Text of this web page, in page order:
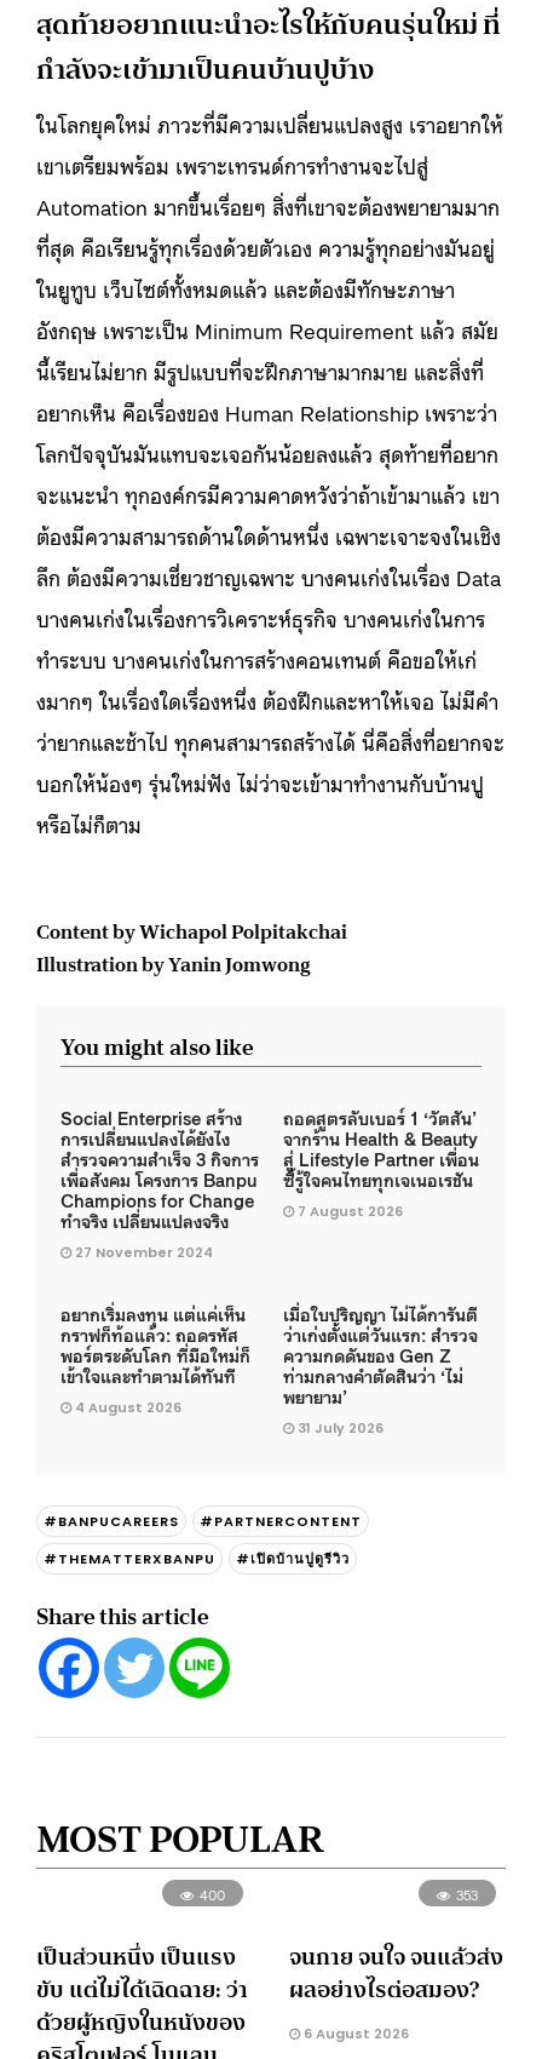
สุดท้ายอยากแนะนำอะไรให้กับคนรุ่นใหม่ ที่
กำลังจะเข้ามาเป็นคนบ้านปูบ้าง
ในโลกยุคใหม่ ภาวะที่มีความเปลี่ยนแปลงสูง เราอยากให้
เขาเตรียมพร้อม เพราะเทรนด์การทำงานจะไปสู่
Automation มากขึ้นเรื่อยๆ สิ่งที่เขาจะต้องพยายามมาก
ที่สุด คือเรียนรู้ทุกเรื่องด้วยตัวเอง ความรู้ทุกอย่างมันอยู่
ในยูทูบ เว็บไซต์ทั้งหมดแล้ว และต้องมีทักษะภาษา
อังกฤษ เพราะเป็น Minimum Requirement แล้ว สมัย
นี้เรียนไม่ยาก มีรูปแบบที่จะฝึกภาษามากมาย และสิ่งที่
อยากเห็น คือเรื่องของ Human Relationship เพราะว่า
โลกปัจจุบันมันแทบจะเจอกันน้อยลงแล้ว สุดท้ายที่อยาก
จะแนะนำ ทุกองค์กรมีความคาดหวังว่าถ้าเข้ามาแล้ว เขา
ต้องมีความสามารถด้านใดด้านหนึ่ง เฉพาะเจาะจงในเชิง
ลึก ต้องมีความเชี่ยวชาญเฉพาะ บางคนเก่งในเรื่อง Data
บางคนเก่งในเรื่องการวิเคราะห์ธุรกิจ บางคนเก่งในการ
ทำระบบ บางคนเก่งในการสร้างคอนเทนต์ คือขอให้เก่
งมากๆ ในเรื่องใดเรื่องหนึ่ง ต้องฝึกและหาให้เจอ ไม่มีคำ
ว่ายากและช้าไป ทุกคนสามารถสร้างได้ นี่คือสิ่งที่อยากจะ
บอกให้น้องๆ รุ่นใหม่ฟัง ไม่ว่าจะเข้ามาทำงานกับบ้านปู
หรือไม่ก็ตาม
Content by Wichapol Polpitakchai
Illustration by Yanin Jomwong
You might also like
Social Enterprise สร้าง
การเปลี่ยนแปลงได้ยังไง
สำรวจความสำเร็จ 3 กิจการ
เพื่อสังคม โครงการ Banpu
Champions for Change
ทำจริง เปลี่ยนแปลงจริง
27 November 2024
ถอดสูตรลับเบอร์ 1 ‘วัตสัน’
จากร้าน Health & Beauty
สู่ Lifestyle Partner เพื่อน
ซี้รู้ใจคนไทยทุกเจเนอเรชัน
7 August 2026
อยากเริ่มลงทุน แต่แค่เห็น
กราฟก็ท้อแล้ว: ถอดรหัส
พอร์ตระดับโลก ที่มือใหม่ก็
เข้าใจและทำตามได้ทันที
4 August 2026
เมื่อใบปริญญา ไม่ได้การันตี
ว่าเก่งตั้งแต่วันแรก: สำรวจ
ความกดดันของ Gen Z
ท่ามกลางคำตัดสินว่า ‘ไม่
พยายาม’
31 July 2026
#BANPUCAREERS
#PARTNERCONTENT
#THEMATTERXBANPU
#เปิดบ้านปูดูรีวิว
Share this article
MOST POPULAR
400
เป็นส่วนหนึ่ง เป็นแรง
ขับ แต่ไม่ได้เฉิดฉาย: ว่า
ด้วยผู้หญิงในหนังของ
353
จนกาย จนใจ จนแล้วส่ง
ผลอย่างไรต่อสมอง?
6 August 2026